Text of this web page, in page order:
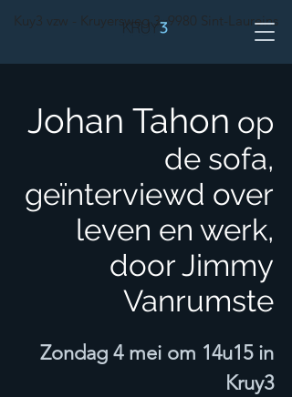
Kuy3 vzw - Kruyersweg 3, 9980 Sint-Laureins
Johan Tahon op
de sofa,
geïnterviewd over
leven en werk,
door Jimmy
Vanrumste
Zondag 4 mei om 14u15in
Kruy3